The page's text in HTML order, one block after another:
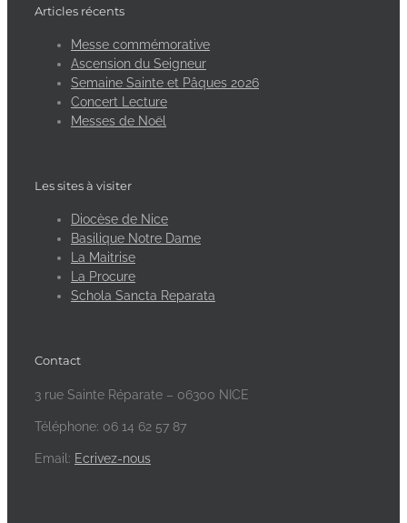
Articles récents
Messe commémorative
Ascension du Seigneur
Semaine Sainte et Pâques 2026
Concert Lecture
Messes de Noël
Les sites à visiter
Diocèse de Nice
Basilique Notre Dame
La Maitrise
La Procure
Schola Sancta Reparata
Contact
3 rue Sainte Réparate – 06300 NICE
Téléphone: 06 14 62 57 87
Email: Ecrivez-nous